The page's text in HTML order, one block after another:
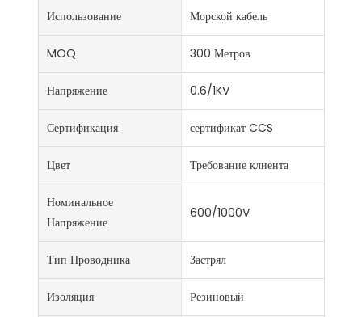
Использование Морской кабель
MOQ 300 Метров
Напряжение 0.6/1KV
Сертификация сертификат CCS
Цвет Требование клиента
Номинальное
Напряжение
600/1000V
Тип Проводника Застрял
Изоляция Резиновый